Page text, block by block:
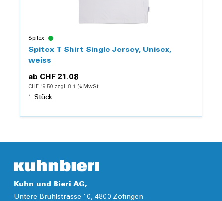
Spitex
Spitex-T-Shirt Single Jersey, Unisex,
weiss
ab CHF 21.08
CHF 19.50 zzgl. 8.1 % MwSt.
1 Stück
Kuhn und Bieri AG,
Untere Brühlstrasse 10, 4800 Zofingen